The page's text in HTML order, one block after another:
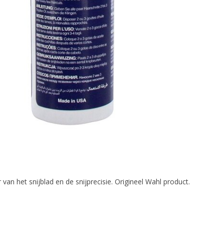
het snijblad en de snijprecisie. Origineel Wahl product.